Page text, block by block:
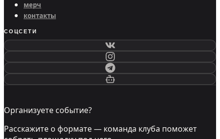
мерч
контакты
СОЦСЕТИ
Организуете событие?
Расскажите о формате — команда клуба поможет